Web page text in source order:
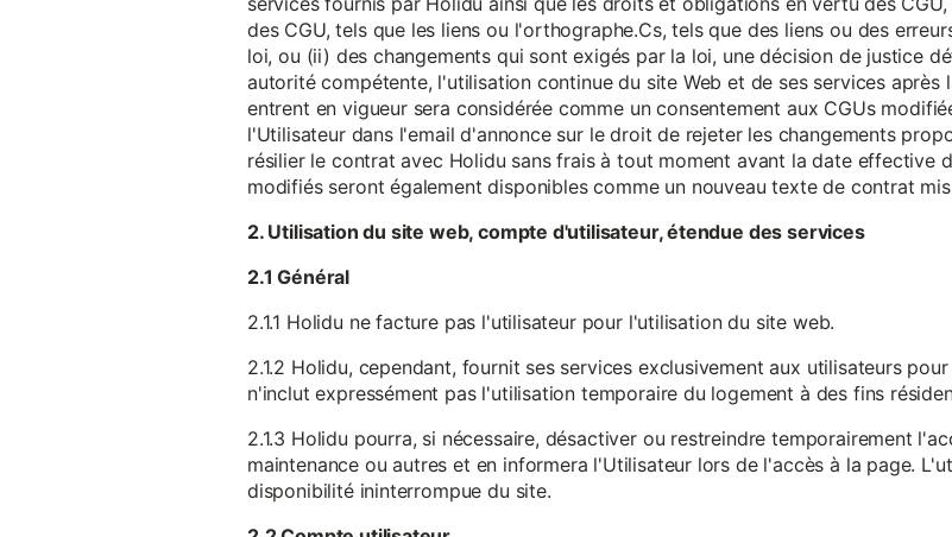
des CGU, tels que les liens ou l'orthographe.Cs, tels que des liens ou des
loi, ou (ii) des changements qui sont exigés par la loi, une décision de justice
autorité compétente, l'utilisation continue du site Web et de ses services après
entrent en vigueur sera considérée comme un consentement aux CGUs
l'Utilisateur dans l'email d'annonce sur le droit de rejeter les changements
résilier le contrat avec Holidu sans frais à tout moment avant la date effective
modifiés seront également disponibles comme un nouveau texte de contrat
2. Utilisation du site web, compte d'utilisateur, étendue des services
2.1 Général
2.1.1 Holidu ne facture pas l'utilisateur pour l'utilisation du site web.
2.1.2 Holidu, cependant, fournit ses services exclusivement aux utilisateurs
n'inclut expressément pas l'utilisation temporaire du logement à des fins
2.1.3 Holidu pourra, si nécessaire, désactiver ou restreindre temporairement
maintenance ou autres et en informera l'Utilisateur lors de l'accès à la page.
disponibilité ininterrompue du site.